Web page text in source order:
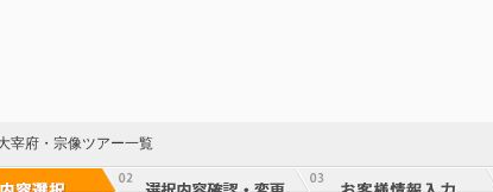
宰府・宗像ツアー一覧